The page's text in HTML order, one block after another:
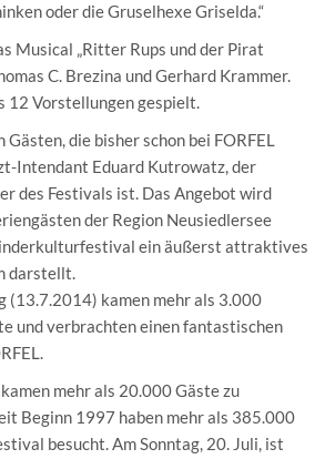
oder die Gruselhexe Griselda.“
Musical „Ritter Rups und der Pirat
C. Brezina und Gerhard Krammer.
12 Vorstellungen gespielt.
die bisher schon bei FORFEL
Intendant Eduard Kutrowatz, der
des Festivals ist. Das Angebot wird
der Region Neusiedlersee
ein äußerst attraktives
darstellt.
(13.7.2014) kamen mehr als 3.000
und verbrachten einen fantastischen
mehr als 20.000 Gäste zu
Beginn 1997 haben mehr als 385.000
besucht. Am Sonntag, 20. Juli, ist